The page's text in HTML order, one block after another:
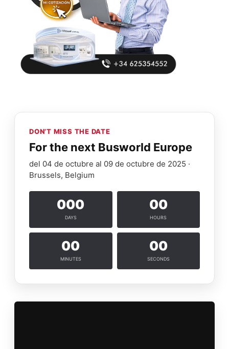
DON’T MISS THE DATE
For the next Busworld Europe
del 04 de octubre al 09 de octubre de 2025 ·
Brussels, Belgium
000
DAYS
00
HOURS
00
MINUTES
00
SECONDS